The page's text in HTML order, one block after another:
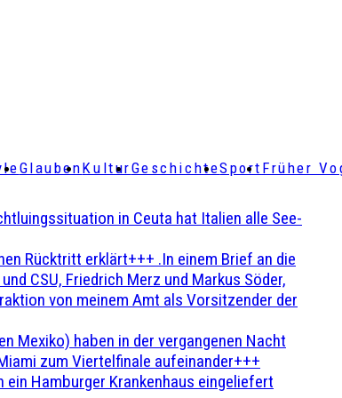
GlaubenKulturGeschichteSport Früher
in Ceuta hat Italien alle See-
Rücktritt erklärt+++ .In einem Brief an die
CSU, Friedrich Merz und Markus Söder,
von meinem Amt als Vorsitzender der
Mexiko) haben in der vergangenen Nacht
zum Viertelfinale aufeinander+++
Hamburger Krankenhaus eingeliefert